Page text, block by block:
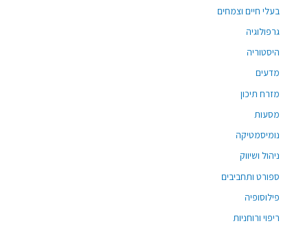
בעלי חיים וצמחים
גרפולוגיה
היסטוריה
מדעים
מזרח תיכון
מסעות
נומיסמטיקה
ניהול ושיווק
ספורט ותחביבים
פילוסופיה
ריפוי ורוחניות